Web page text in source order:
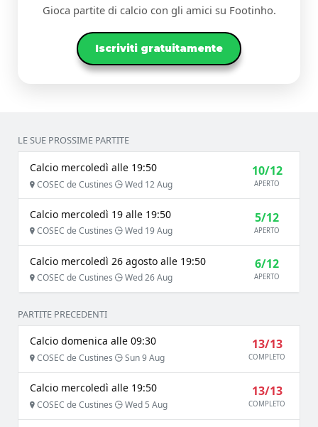
Gioca partite di calcio con gli amici su Footinho.
Iscriviti gratuitamente
LE SUE PROSSIME PARTITE
Calcio mercoledì alle 19:50
COSEC de Custines Wed 12 Aug
10/12
APERTO
Calcio mercoledì 19 alle 19:50
COSEC de Custines Wed 19 Aug
5/12
APERTO
Calcio mercoledì 26 agosto alle 19:50
COSEC de Custines Wed 26 Aug
6/12
APERTO
PARTITE PRECEDENTI
Calcio domenica alle 09:30
COSEC de Custines Sun 9 Aug
13/13
COMPLETO
Calcio mercoledì alle 19:50
COSEC de Custines Wed 5 Aug
13/13
COMPLETO